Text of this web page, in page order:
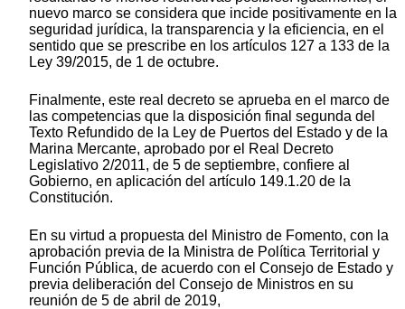
nuevo marco se considera que incide positivamente en la
seguridad jurídica, la transparencia y la eficiencia, en el
sentido que se prescribe en los artículos 127 a 133 de la
Ley 39/2015, de 1 de octubre.
Finalmente, este real decreto se aprueba en el marco de
las competencias que la disposición final segunda del
Texto Refundido de la Ley de Puertos del Estado y de la
Marina Mercante, aprobado por el Real Decreto
Legislativo 2/2011, de 5 de septiembre, confiere al
Gobierno, en aplicación del artículo 149.1.20 de la
Constitución.
En su virtud a propuesta del Ministro de Fomento, con la
aprobación previa de la Ministra de Política Territorial y
Función Pública, de acuerdo con el Consejo de Estado y
previa deliberación del Consejo de Ministros en su
reunión de 5 de abril de 2019,